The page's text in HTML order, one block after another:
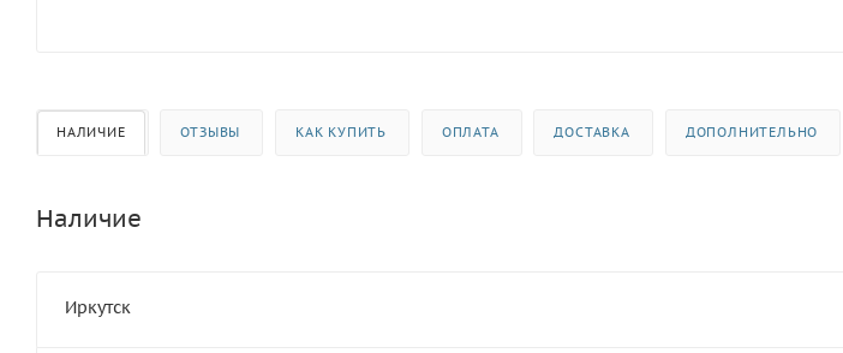
НАЛИЧИЕ ОТЗЫВЫ КАК КУПИТЬ ОПЛАТА ДОСТАВКА ДОПОЛНИТЕЛЬНО
Наличие
Иркутск